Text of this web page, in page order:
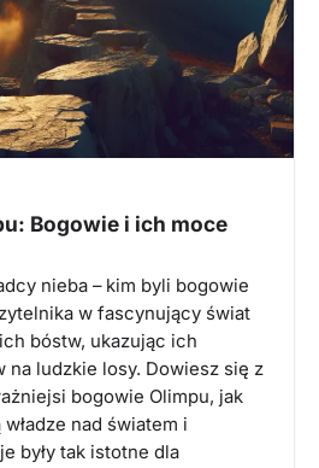
Bogowie i ich moce
nieba – kim byli bogowie
w fascynujący świat
bóstw, ukazując ich
na ludzkie losy. Dowiesz się z
bogowie Olimpu, jak
nad światem i
były tak istotne dla